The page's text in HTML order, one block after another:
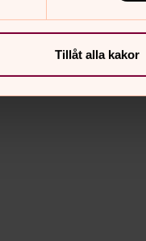
Tillåt alla kakor